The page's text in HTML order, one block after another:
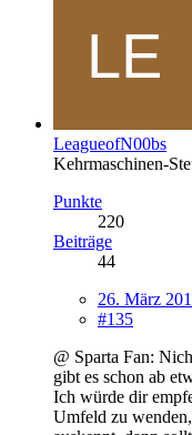
LeagueofN00bs
Kehrmaschinen-
Punkte
220
Beiträge
44
26. März
#135
@ Sparta Fan:
gibt es schon ab
Ich würde dir
Umfeld zu